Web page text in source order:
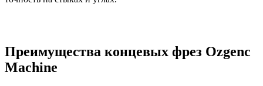
Преимущества концевых фрез Ozgenc
Machine